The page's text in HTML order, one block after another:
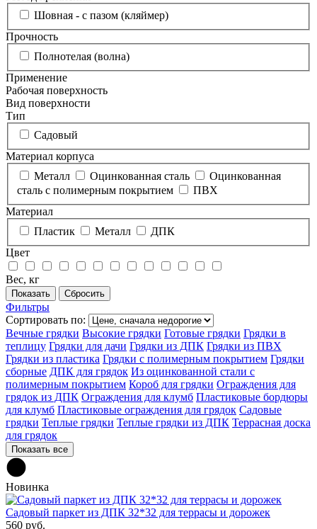
Шовная - с пазом (кляймер)
Прочность
Полнотелая (волна)
Применение
Рабочая поверхность
Вид поверхности
Тип
Садовый
Материал корпуса
Металл
Оцинкованная сталь
Оцинкованная
сталь с полимерным покрытием
ПВХ
Материал
Пластик
Металл
ДПК
Цвет
Вес, кг
Фильтры
Сортировать по:
Вечные грядки Высокие грядки Готовые грядки Грядки в
теплицу Грядки для дачи Грядки из ДПК Грядки из ПВХ
Грядки из пластика Грядки с полимерным покрытием Грядки
сборные ДПК для грядок Из оцинкованной стали с
полимерным покрытием Короб для грядки Ограждения для
грядок из ДПК Ограждения для клумб Пластиковые бордюры
для клумб Пластиковые ограждения для грядок Садовые
грядки Теплые грядки Теплые грядки из ДПК Террасная доска
для грядок
Показать все
Новинка
Садовый паркет из ДПК 32*32 для террасы и дорожек
560 руб.